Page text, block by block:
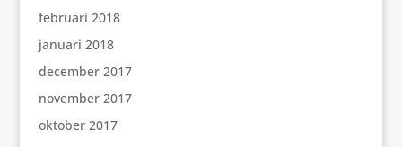
februari 2018
januari 2018
december 2017
november 2017
oktober 2017